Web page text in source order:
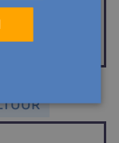
om massaal